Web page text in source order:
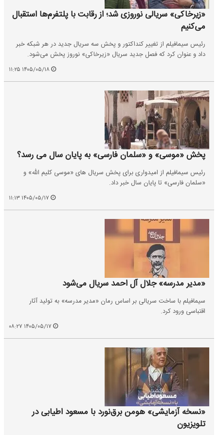
«زیرخاکی» سریالی نوروزی شد؛ از رقابت با پلتفرم‌ها استقبال
می‌کنیم
رئیس سیمافیلم از تغییر کنداکتور و پخش سه سریال جدید در هر شبکه خبر
داد و عنوان کرد که فصل جدید سریال «زیرخاکی» نوروز پخش می‌شود.
پخش «موسی» و «سلمان فارسی» به پایان سال می رسد؟
رئیس سیمافیلم از امیدواری برای پخش سریال های «موسی کلیم الله» و
«سلمان فارسی» تا پایان سال خبر داد.
«مدیر مدرسه» جلال آل احمد سریال می‌شود
سیمافیلم با ساخت سریالی بر اساس رمان «مدیر مدرسه» به تولید آثار
اقتباسی ورود کرد.
«نسخه آزمایشی» هومن برق‌نورد با مسعود اطیابی در
تلویزیون